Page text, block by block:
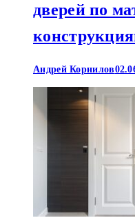
дверей по
Андрей Корнилов